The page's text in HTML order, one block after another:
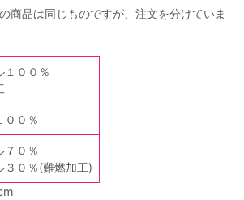
商品は同じものですが、注文を分けていま
１００％
００％
７０％
３０％(難燃加工)